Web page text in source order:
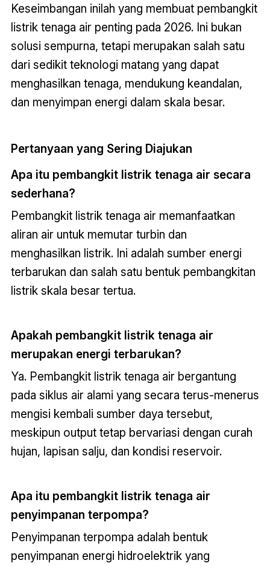
Keseimbangan inilah yang membuat pembangkit
listrik tenaga air penting pada 2026. Ini bukan
solusi sempurna, tetapi merupakan salah satu
dari sedikit teknologi matang yang dapat
menghasilkan tenaga, mendukung keandalan,
dan menyimpan energi dalam skala besar.
Pertanyaan yang Sering Diajukan
Apa itu pembangkit listrik tenaga air secara
sederhana?
Pembangkit listrik tenaga air memanfaatkan
aliran air untuk memutar turbin dan
menghasilkan listrik. Ini adalah sumber energi
terbarukan dan salah satu bentuk pembangkitan
listrik skala besar tertua.
Apakah pembangkit listrik tenaga air
merupakan energi terbarukan?
Ya. Pembangkit listrik tenaga air bergantung
pada siklus air alami yang secara terus-menerus
mengisi kembali sumber daya tersebut,
meskipun output tetap bervariasi dengan curah
hujan, lapisan salju, dan kondisi reservoir.
Apa itu pembangkit listrik tenaga air
penyimpanan terpompa?
Penyimpanan terpompa adalah bentuk
penyimpanan energi hidroelektrik yang